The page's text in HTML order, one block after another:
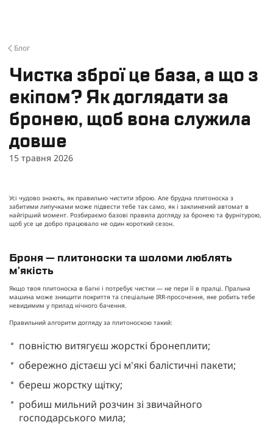
Блог
Чистка зброї це база, а що з
екіпом? Як доглядати за
бронею, щоб вона служила
довше
15 травня 2026
Усі чудово знають, як правильно чистити зброю. Але брудна плитоноска з
забитими липучками може підвести тебе так само, як і заклинений автомат в
найгірший момент. Розбираємо базові правила догляду за бронею та фурнітурою,
щоб усе це добро працювало не один короткий сезон.
Броня — плитоноски та шоломи люблять
мʼякість
Якщо твоя плитоноска в багні і потребує чистки — не пери її в пралці. Пральна
машина може знищити покриття та спеціальне IRR-просочення, яке робить тебе
невидимим у прилад нічного бачення.
Правильний алгоритм догляду за плитоноскою такий:
повністю витягуєш жорсткі бронеплити;
обережно дістаєш усі м'які балістичні пакети;
береш жорстку щітку;
робиш мильний розчин зі звичайного
господарського мила;